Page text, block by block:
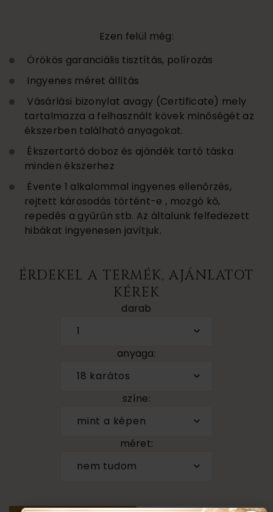
Ezen felül még:
Örökös garanciális tisztítás, polírozás
Ingyenes méret állítás
Vásárlási bizonylat avagy (Certificate) mely
tartalmazza a felhasznált kövek minőségét az
ékszerben található anyagokat.
Ékszertartó doboz és ajándék tartó táska
minden ékszerhez
Évente 1 alkalommal ingyenes ellenőrzés,
rejtett károsodás történt-e , mozgó kő,
repedés a gyűrűn stb. Az általunk felfedezett
hibákat ingyenesen javítjuk.
ÉRDEKEL A TERMÉK, AJÁNLATOT
KÉREK
darab
1
anyaga:
18 karátos
színe:
mint a képen
méret:
nem tudom